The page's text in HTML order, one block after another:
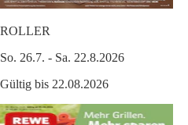
ROLLER
So. 26.7. - Sa. 22.8.2026
Gültig bis 22.08.2026